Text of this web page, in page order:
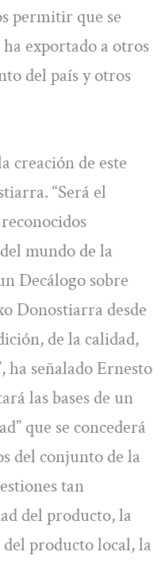
permitir que se
exportado a otros
del país y otros
creación de este
“Será el
mundo de la
Decálogo sobre
Donostiarra desde
de la calidad,
ha señalado Ernesto
las bases de un
que se concederá
del conjunto de la
tan
del producto, la
producto local, la